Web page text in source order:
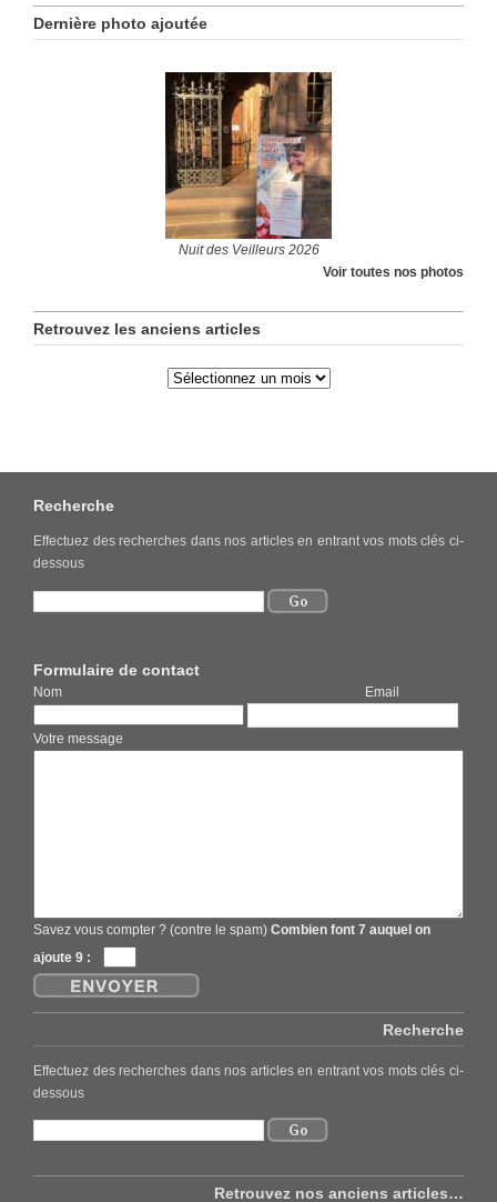
Dernière photo ajoutée
Nuit des Veilleurs 2026
Voir toutes nos photos
Retrouvez les anciens articles
Recherche
Effectuez des recherches dans nos articles en entrant vos mots clés ci-
dessous
Formulaire de contact
Nom Email
Votre message
Savez vous compter ? (contre le spam) Combien font 7 auquel on
ajoute 9 :
Recherche
Effectuez des recherches dans nos articles en entrant vos mots clés ci-
dessous
Retrouvez nos anciens articles…